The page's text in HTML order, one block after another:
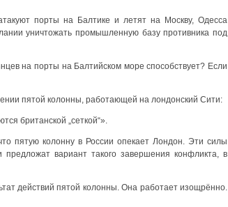
порты на Балтике и летят на Москву, Одесса
уничтожать промышленную базу противника под
на порты на Балтийском море способствует? Если
пятой колонны, работающей на лондонский Сити:
британской „сеткой“».
пятую колонну в России опекает Лондон. Эти силы
вариант такого завершения конфликта, в
действий пятой колонны. Она работает изощрённо.